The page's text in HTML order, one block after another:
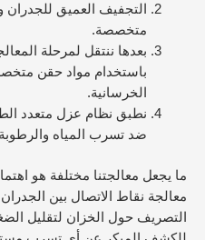
التجفيف العميق للجدران
متخصصة.
بعدها ننتقل لمرحلة
باستخدام مواد حقن
الخرسانية.
نطبق نظام عزل متعدد
ضد تسرب المياه
ما يجعل معالجتنا مختلفة هو
معالجة نقاط الاتصال بين
التصريف حول الخزان لتقليل